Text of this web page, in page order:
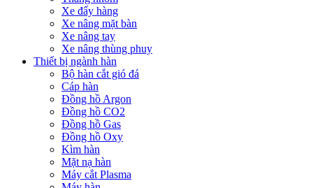
Xe đẩy hàng
Xe nâng mặt bàn
Xe nâng tay
Xe nâng thùng phuy
Thiết bị ngành hàn
Bộ hàn cắt gió đá
Cáp hàn
Đồng hồ Argon
Đồng hồ CO2
Đồng hồ Gas
Đồng hồ Oxy
Kìm hàn
Mặt nạ hàn
Máy cắt Plasma